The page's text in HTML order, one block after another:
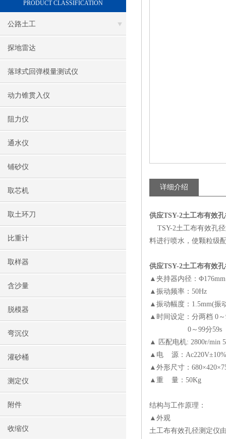
PRODUCT CLASSIFICATION
公路土工
探地雷达
落球式回弹模量测试仪
动力锥贯入仪
阻力仪
通水仪
铺砂仪
取芯机
取土环刀
比重计
取样器
含沙量
脱模器
弯沉仪
灌砂桶
测定仪
附件
收缩仪
详细介绍
供应TSY-2土工布有效
TSY-2土工布有效孔径
料进行喷水，使颗粒级
供应TSY-2土工布有效
▲夹持器内径：Φ176mm
▲振动频率：50Hz
▲振动幅度：1.5mm(振
▲时间设定：分两档 0～
0～99分59s
▲ 匹配电机: 2800r/min
▲电 源：
▲外形尺寸：
▲重 量：50Kg
结构与工作原理：
▲外观
土工布有效孔径测定仪